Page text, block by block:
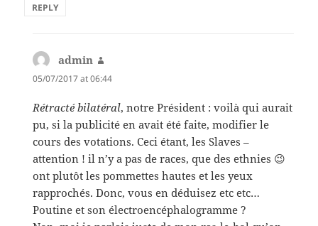
REPLY
admin
05/07/2017 at 06:44
Rétracté bilatéral, notre Président : voilà qui aurait
pu, si la publicité en avait été faite, modifier le
cours des votations. Ceci étant, les Slaves –
attention ! il n’y a pas de races, que des ethnies 😉
ont plutôt les pommettes hautes et les yeux
rapprochés. Donc, vous en déduisez etc etc…
Poutine et son électroencéphalogramme ?